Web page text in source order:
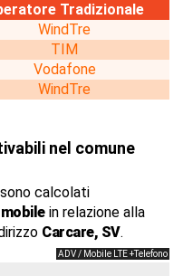
Tradizionale
WindTre
TIM
Vodafone
WindTre
nel comune
calcolati
in relazione alla
Carcare, SV.
ADV / Mobile LTE +Telefono